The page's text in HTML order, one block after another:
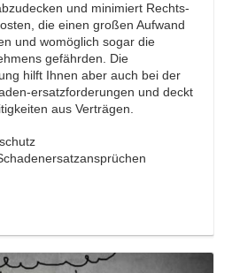
und minimiert Rechts-
die einen großen Aufwand
und womöglich sogar die
gefährden. Die
hilft Ihnen aber auch bei der
ersatzforderungen und deckt
aus Verträgen.
Read More